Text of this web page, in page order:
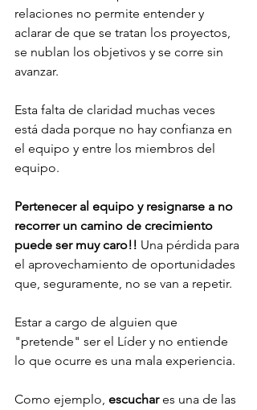
relaciones no permite entender y
aclarar de que se tratan los proyectos,
se nublan los objetivos y se corre sin
avanzar.
Esta falta de claridad muchas veces
está dada porque no hay confianza en
el equipo y entre los miembros del
equipo.
Pertenecer al equipo y resignarse a no
recorrer un camino de crecimiento
puede ser muy caro!! Una pérdida para
el aprovechamiento de oportunidades
que, seguramente, no se van a repetir.
Estar a cargo de alguien que
"pretende" ser el Líder y no entiende
lo que ocurre es una mala experiencia.
Como ejemplo, escuchar es una de las